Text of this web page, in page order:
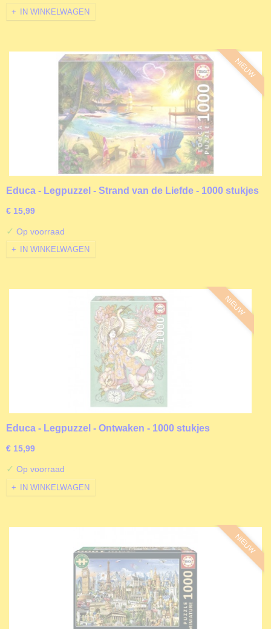
IN WINKELWAGEN
NIEUW
Educa - Legpuzzel - Strand van de Liefde - 1000 stukjes
€ 15,99
✓ Op voorraad
IN WINKELWAGEN
NIEUW
Educa - Legpuzzel - Ontwaken - 1000 stukjes
€ 15,99
✓ Op voorraad
IN WINKELWAGEN
NIEUW